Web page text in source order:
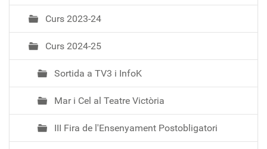
e
a
Curs 2023-24
Curs 2024-25
Sortida a TV3 i InfoK
Mar i Cel al Teatre Victòria
III Fira de l'Ensenyament Postobligatori